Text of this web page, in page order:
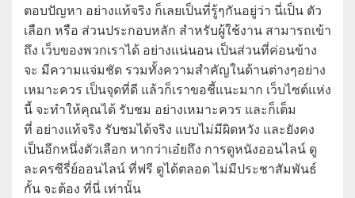
ตอบปัญหา อย่างแท้จริง ก็เลยเป็นที่รู้ๆกันอยู่ว่า นี่เป็น ตัว
เลือก หรือ ส่วนประกอบหลัก สำหรับผู้ใช้งาน สามารถเข้า
ถึง เว็บของพวกเราได้ อย่างแน่นอน เป็นส่วนที่ค่อนข้าง
จะ มีความแจ่มชัด รวมทั้งความสำคัญในด้านต่างๆอย่าง
เหมาะควร เป็นจุดที่ดี แล้วก็เราขอชี้แนะมาก เว็บไซต์แห่ง
นี้ จะทำให้คุณได้ รับชม อย่างเหมาะควร และก็เต็ม
ที่ อย่างแท้จริง รับชมได้จริง แบบไม่มีผิดหวัง และยังคง
เป็นอีกหนึ่งตัวเลือก หากว่าเอ๋ยถึง การดูหนังออนไลน์ ดู
ละครซีรี่ย์ออนไลน์ ที่ฟรี ดูได้ตลอด ไม่มีประชาสัมพันธ์
กั้น จะต้อง ที่นี่ เท่านั้น